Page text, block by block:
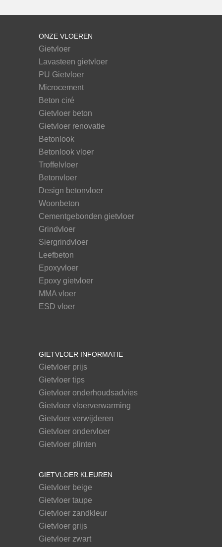
ONZE VLOEREN
Gietvloer
Lavasteen gietvloer
PU Gietvloer
Microcement
Beton ciré
Gietvloer beton
Gietvloer renovatie
Betonlook
Betonlook vloer
Troffelvloer
Betonvloer
Design betonvloer
Woonbeton
Cementgebonden gietvloer
Grindvloer
Siergrindvloer
Leefbeton
Epoxyvloer
Epoxy gietvloer
MMA vloer
ESD vloer
GIETVLOER INFORMATIE
Gietvloer prijs
Gietvloer tips
Gietvloer onderhoudsadvies
Gietvloer vloerverwarming
Gietvloer verwijderen
Gietvloer ondervloer
Gietvloer plinten
GIETVLOER KLEUREN
Gietvloer beige
Gietvloer taupe
Gietvloer zandkleur
Gietvloer grijs
Gietvloer zwart